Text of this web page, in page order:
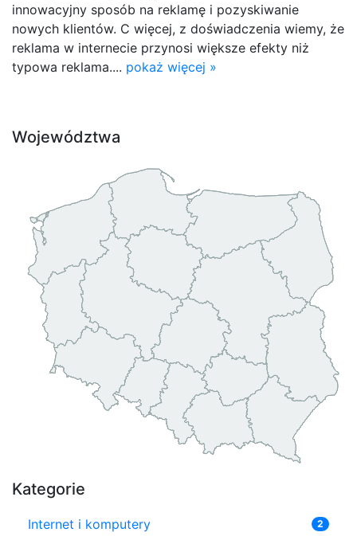
innowacyjny sposób na reklamę i pozyskiwanie
nowych klientów. C więcej, z doświadczenia wiemy, że
reklama w internecie przynosi większe efekty niż
typowa reklama.... pokaż więcej »
Województwa
Kategorie
Internet i komputery 2